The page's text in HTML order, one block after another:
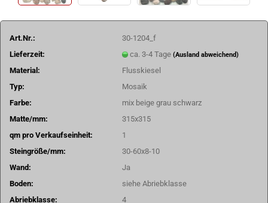
Art.Nr.:
30-1204_f
Lieferzeit:
ca. 3-4 Tage(Ausland abweichend)
Material:
Flusskiesel
Typ:
Mosaik
Farbe:
mix beige grau schwarz
Matte/mm:
315x315
qm pro Verkaufseinheit:
1
Steingröße/mm:
30-60x8-10
Wand:
Ja
Boden:
siehe Abriebklasse
Abriebklasse:
4